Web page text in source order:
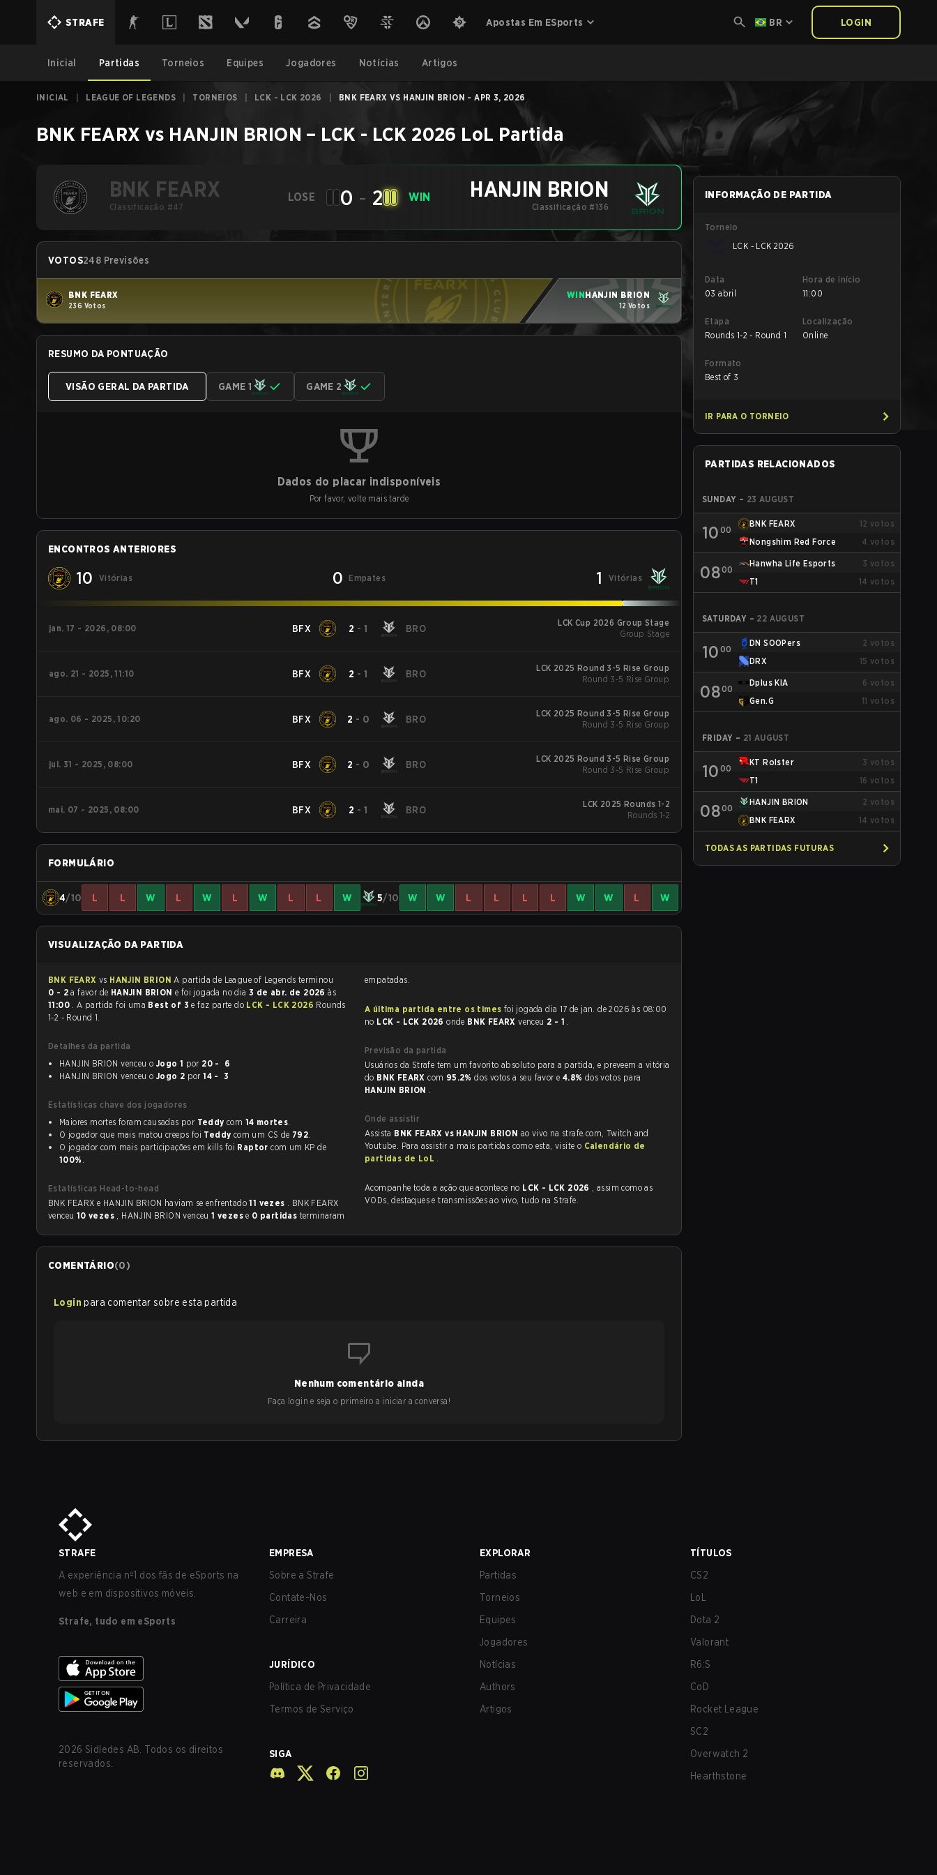
STRAFE Apostas Em ESports BR LOGIN
Inicial Partidas Torneios Equipes Jogadores Notícias Artigos
INICIAL LEAGUE OF LEGENDS TORNEIOS LCK - LCK 2026 BNK FEARX VS HANJIN BRION - APR 3, 2026
BNK FEARX vs HANJIN BRION – LCK - LCK 2026 LoL Partida
BNK FEARX
Classificação #47
LOSE 0 - 2 WIN HANJIN BRION
Classificação #136
VOTOS248 Previsões
BNK FEARX
236 Votos
WINHANJIN BRION
12 Votos
RESUMO DA PONTUAÇÃO
VISÃO GERAL DA PARTIDA GAME 1 GAME 2
Dados do placar indisponíveis
Por favor, volte mais tarde
ENCONTROS ANTERIORES
10 Vitórias 0 Empates 1 Vitórias
jan. 17 - 2026, 08:00 BFX 2 -1 BRO
LCK Cup 2026 Group Stage
Group Stage
ago. 21 - 2025, 11:10 BFX 2 -1 BRO
LCK 2025 Round 3-5 Rise Group
Round 3-5 Rise Group
ago. 06 - 2025, 10:20 BFX 2 - 0 BRO
LCK 2025 Round 3-5 Rise Group
Round 3-5 Rise Group
jul. 31 - 2025, 08:00 BFX 2 - 0 BRO
LCK 2025 Round 3-5 Rise Group
Round 3-5 Rise Group
mai. 07 - 2025, 08:00 BFX 2 -1 BRO
LCK 2025 Rounds 1-2
Rounds 1-2
FORMULÁRIO
4/10 L L W L W L W L L W 5/10 W W L L L L W W L W
VISUALIZAÇÃO DA PARTIDA
BNK FEARX vs HANJIN BRION
A partida de League of Legends terminou
0 - 2 a favor de HANJIN BRION e foi jogada no dia 3 de abr. de 2026às
11:00 . A partida foi uma Best of 3e faz parte do LCK - LCK 2026 Rounds
1-2 - Round 1.
Detalhes da partida
HANJIN BRION venceu o Jogo 1 por
20 - 6
HANJIN BRION venceu o Jogo 2 por 14 - 3
Estatísticas chave dos jogadores
Maiores mortes foram causadas por Teddy com 14 mortes.
O jogador que mais matou creeps foi Teddy com um CS de 792.
O jogador com mais participações em kills foi Raptor
com um KP de
100% .
Estatísticas Head-to-head
BNK FEARX e HANJIN BRION haviam se enfrentado11 vezes . BNK FEARX
venceu 10 vezes , HANJIN BRION venceu1 vezese 0 partidas terminaram
empatadas.
A última partida entre os times
no LCK - LCK 2026onde BNK FEARXvenceu 2 - 1 .
Previsão da partida
Usuários da Strafe tem um favorito absoluto para a partida, e preveem a vitória
do BNK FEARXcom 95.2%dos votos a seu favor e 4.8% dos votos para
HANJIN BRION .
Onde assistir
Assista BNK FEARX vs HANJIN BRION ao vivo na strafe.com, Twitch and
Youtube. Para assistir a mais partidas como esta, visite o Calendário de
partidas de LoL .
Acompanhe toda a ação que acontece no LCK - LCK 2026 , assim como as
VODs, destaques e transmissões ao vivo, tudo na Strafe.
COMENTÁRIO(0)
Login para comentar sobre esta partida
Nenhum comentário ainda
Faça login e seja o primeiro a iniciar a conversa!
INFORMAÇÃO DE PARTIDA
Torneio
LCK - LCK 2026
Data
03 abril
Hora de início
11:00
Etapa
Rounds 1-2 - Round 1
Localização
Online
Formato
Best of 3
IR PARA O TORNEIO
PARTIDAS RELACIONADOS
SUNDAY – 23 AUGUST
10 00
BNK FEARX 12 votos
Nongshim Red Force
4 votos
0800
Hanwha Life Esports 3 votos
T1
14 votos
SATURDAY – 22 AUGUST
10 00
DN SOOPers 2 votos
DRX
15 votos
0800
Dplus KIA 6 votos
Gen.G
11 votos
FRIDAY – 21 AUGUST
10 00
KT Rolster 3 votos
T1
16 votos
0800
HANJIN BRION 2 votos
BNK FEARX
14 votos
TODAS AS PARTIDAS FUTURAS
STRAFE
A experiência nº1 dos fãs de eSports na
web e em dispositivos móveis.
Strafe, tudo em eSports
2026 Sidledes AB. Todos os direitos
reservados.
EMPRESA
Sobre a Strafe
Contate-Nos
Carreira
JURÍDICO
Política de Privacidade
Termos de Serviço
SIGA
EXPLORAR
Partidas
Torneios
Equipes
Jogadores
Notícias
Authors
Artigos
TÍTULOS
CS2
LoL
Dota 2
Valorant
R6:S
CoD
Rocket League
SC2
Overwatch 2
Hearthstone